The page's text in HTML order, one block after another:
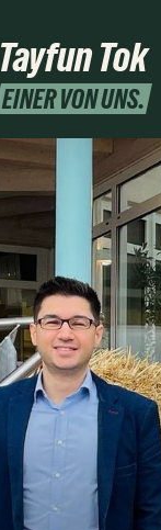
Tayfun Tok
EINER VON UNS.